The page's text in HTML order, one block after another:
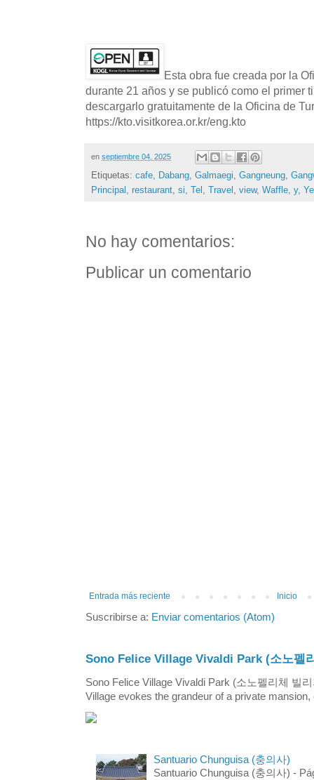
Esta obra fue creada por la
durante 21 años y se publicó como el primer
descargarlo gratuitamente de la Oficina de
https://kto.visitkorea.or.kr/eng.kto
en septiembre 04, 2025
Etiquetas: cafe, Dabang, Galmaegi, Gangneung,
Principal , restaurant, si, Tel , Travel , view, Waffle, y,
No hay comentarios:
Publicar un comentario
Entrada más reciente Inicio
Suscribirse a: Enviar comentarios (Atom)
Sono Felice Village Vivaldi Park (소노펠
Sono Felice Village Vivaldi Park (소노펠리체 빌
Village evokes the grandeur of a private
Santuario Chunguisa (충의사)
Santuario Chunguisa (충의사) -